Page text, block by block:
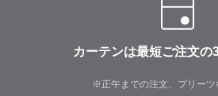
カーテンは最短ご注文の
※正午までの注文、プリーツ